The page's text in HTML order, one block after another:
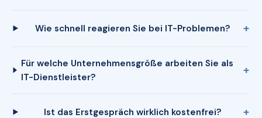
Wie schnell reagieren Sie bei IT-Problemen?
Für welche Unternehmensgröße arbeiten Sie als
IT-Dienstleister?
Ist das Erstgespräch wirklich kostenfrei?